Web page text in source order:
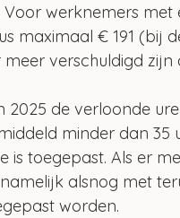
Voor werknemers
maximaal € 191 (bij
verschuldigd zijn
2025 de verloonde
minder dan
is toegepast. Als er
alsnog met
worden.